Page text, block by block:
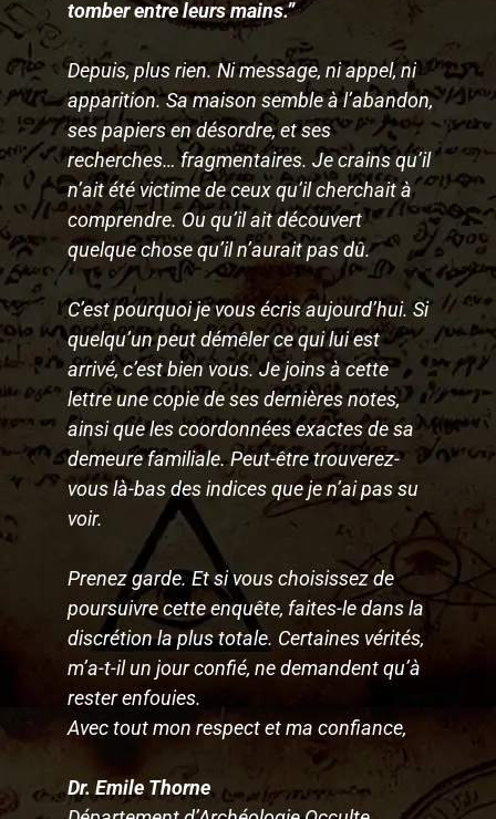
tomber entre leurs mains.”
Depuis, plus rien. Ni message, ni appel, ni
apparition. Sa maison semble à l’abandon,
ses papiers en désordre, et ses
recherches… fragmentaires. Je crains qu’il
n’ait été victime de ceux qu’il cherchait à
comprendre. Ou qu’il ait découvert
quelque chose qu’il n’aurait pas dû.
C’est pourquoi je vous écris aujourd’hui. Si
quelqu’un peut démêler ce qui lui est
arrivé, c’est bien vous. Je joins à cette
lettre une copie de ses dernières notes,
ainsi que les coordonnées exactes de sa
demeure familiale. Peut-être trouverez-
vous là-bas des indices que je n’ai pas su
voir.
Prenez garde. Et si vous choisissez de
poursuivre cette enquête, faites-le dans la
discrétion la plus totale. Certaines vérités,
m’a-t-il un jour confié, ne demandent qu’à
rester enfouies.
Avec tout mon respect et ma confiance,
Dr. Emile Thorne